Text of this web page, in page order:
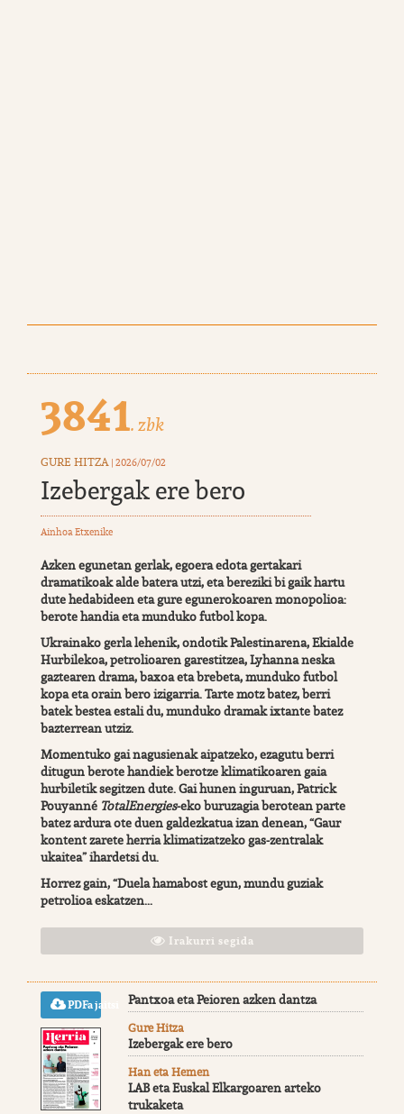
3841. zbk
GURE HITZA | 2026/07/02
Izebergak ere bero
Ainhoa Etxenike
Azken egunetan gerlak, egoera edota gertakari
dramatikoak alde batera utzi, eta bereziki bi gaik hartu
dute hedabideen eta gure egunerokoaren monopolioa:
berote handia eta munduko futbol kopa.
Ukrainako gerla lehenik, ondotik Palestinarena, Ekialde
Hurbilekoa, petrolioaren garestitzea, Lyhanna neska
gaztearen drama, baxoa eta brebeta, munduko futbol
kopa eta orain bero izigarria. Tarte motz batez, berri
batek bestea estali du, munduko dramak ixtante batez
bazterrean utziz.
Momentuko gai nagusienak aipatzeko, ezagutu berri
ditugun berote handiek berotze klimatikoaren gaia
hurbiletik segitzen dute. Gai hunen inguruan, Patrick
Pouyanné TotalEnergies-eko buruzagia berotean parte
batez ardura ote duen galdezkatua izan denean, “Gaur
kontent zarete herria klimatizatzeko gas-zentralak
ukaitea” ihardetsi du.
Horrez gain, “Duela hamabost egun, mundu guziak
petrolioa eskatzen...
Irakurri segida
PDFa jaitsi Pantxoa eta Peioren azken dantza
Gure Hitza
Izebergak ere bero
Han eta Hemen
LAB eta Euskal Elkargoaren arteko
trukaketa